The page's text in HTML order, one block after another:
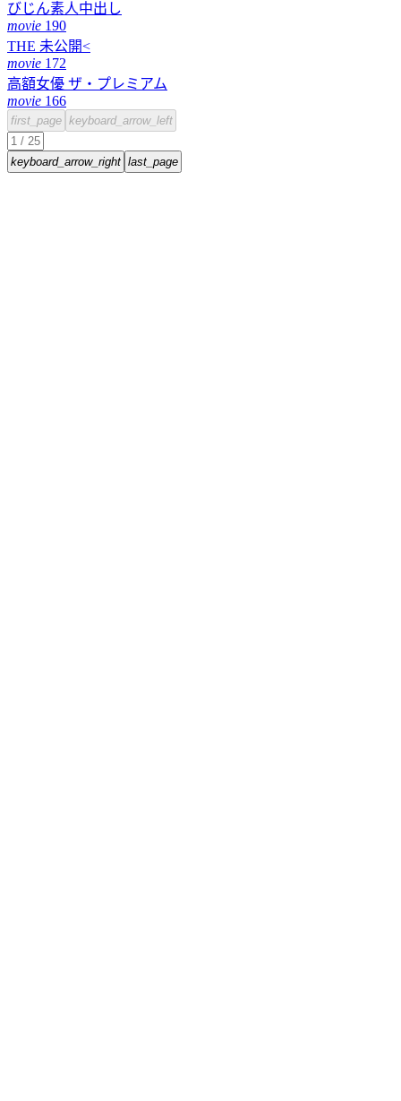
びじん素人中出し
movie 190
THE 未公開<
movie 172
高額女優 ザ・プレミアム
movie 166
first_page keyboard_arrow_left
keyboard_arrow_right last_page